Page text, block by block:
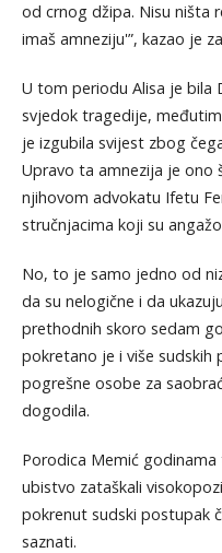
od crnog džipa. Nisu ništa
imaš amneziju'”, kazao je
U tom periodu Alisa je bila
svjedok tragedije,
je izgubila svijest zbog
Upravo ta amnezija je ono
njihovom advokatu Ifetu
stručnjacima koji su
No, to je samo jedno od
da su nelogične i da
prethodnih skoro sedam
pokretano je i više sudskih
pogrešne osobe za
dogodila.
Porodica Memić
ubistvo zataškali
pokrenut sudski postupak
saznati.